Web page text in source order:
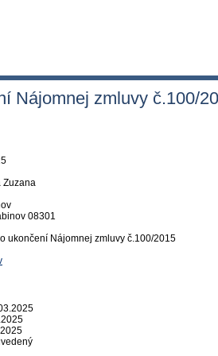
Nájomnej zmluvy č.100/
Zuzana
08301
ukončení Nájomnej zmluvy č.100/2015